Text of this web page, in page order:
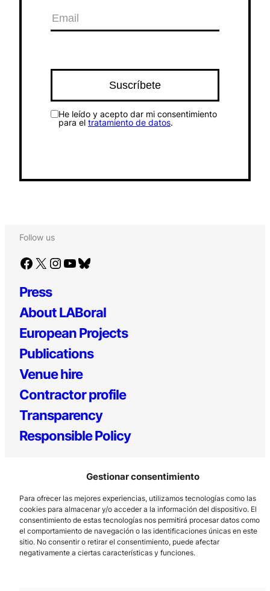
Gestionar consentimiento
Para ofrecer las mejores experiencias, utilizamos tecnologías como las
cookies para almacenar y/o acceder a la información del dispositivo. El
consentimiento de estas tecnologías nos permitirá procesar datos como
el comportamiento de navegación o las identificaciones únicas en este
sitio. No consentir o retirar el consentimiento, puede afectar
negativamente a ciertas características y funciones.
He leído y acepto dar mi consentimiento
para el tratamiento de datos.
Follow us
Facebook X Instagram YouTube Bluesky
Press
About LABoral
European Projects
Publications
Venue hire
Contractor profile
Transparency
Responsible Policy
Los Prados, 121 – 33203 Gijón
985 185 577 – info@laboralcentrodearte.org